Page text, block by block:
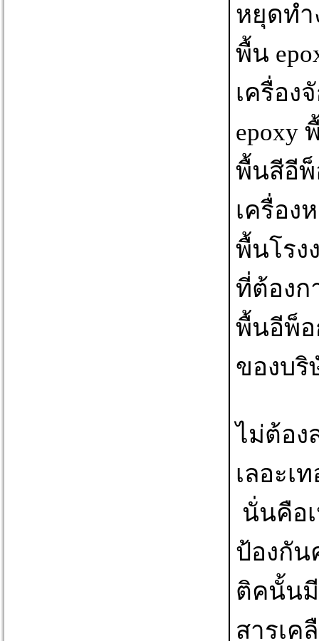
หยุดท
พื้น
เครื่อง
epoxy
พื้นสีอีพ็
เครื่อง
พื้นโรง
ที่ต้องก
พื้นอีพ็อ
ของบริ
ไม่ต้อง
เลอะเ
ป้องกัน
ติคนั้น
สารเค